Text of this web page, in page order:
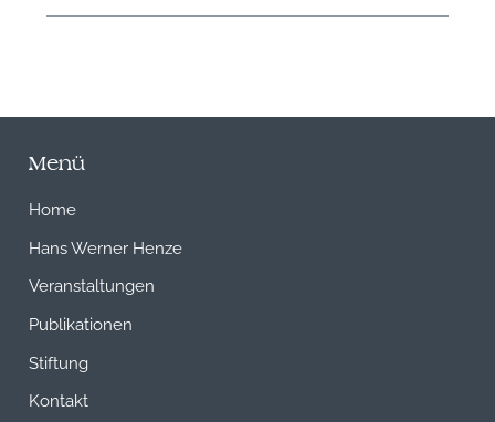
Menü
Home
Hans Werner Henze
Veranstaltungen
Publikationen
Stiftung
Kontakt